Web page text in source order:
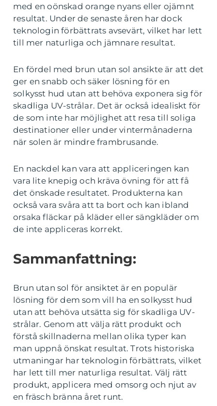
med en oönskad orange nyans eller ojämnt
resultat. Under de senaste åren har dock
teknologin förbättrats avsevärt, vilket har lett
till mer naturliga och jämnare resultat.
En fördel med brun utan sol ansikte är att det
ger en snabb och säker lösning för en
solkysst hud utan att behöva exponera sig för
skadliga UV-strålar. Det är också idealiskt för
de som inte har möjlighet att resa till soliga
destinationer eller under vintermånaderna
när solen är mindre frambrusande.
En nackdel kan vara att appliceringen kan
vara lite knepig och kräva övning för att få
det önskade resultatet. Produkterna kan
också vara svåra att ta bort och kan ibland
orsaka fläckar på kläder eller sängkläder om
de inte appliceras korrekt.
Sammanfattning:
Brun utan sol för ansiktet är en populär
lösning för dem som vill ha en solkysst hud
utan att behöva utsätta sig för skadliga UV-
strålar. Genom att välja rätt produkt och
förstå skillnaderna mellan olika typer kan
man uppnå önskat resultat. Trots historiska
utmaningar har teknologin förbättrats, vilket
har lett till mer naturliga resultat. Välj rätt
produkt, applicera med omsorg och njut av
en fräsch bränna året runt.